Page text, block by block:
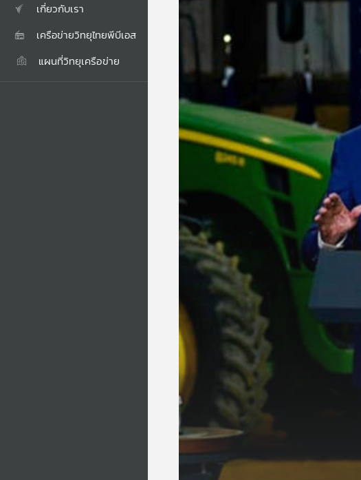
เกี่ยวกับเรา
เครือข่ายวิทยุไทยพีบีเอส
แผนที่วิทยุเครือข่าย